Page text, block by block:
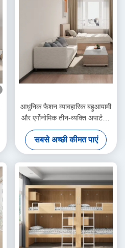
आधुनिक फैशन व्यावहारिक बहुआयामी
और एर्गोनोमिक तीन-व्यक्ति अपार्टमेंट
सोफा समर्थन अनुकूलन
सबसे अच्छी कीमत पाएं